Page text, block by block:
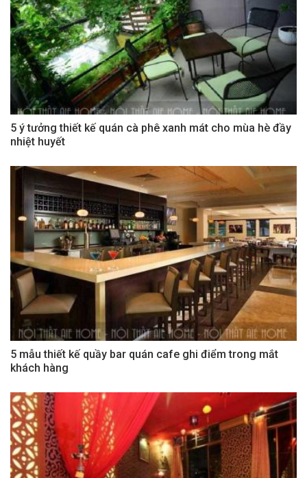
5 ý tưởng thiết kế quán cà phê xanh mát cho mùa hè đầy
nhiệt huyết
5 mẫu thiết kế quầy bar quán cafe ghi điểm trong mắt
khách hàng